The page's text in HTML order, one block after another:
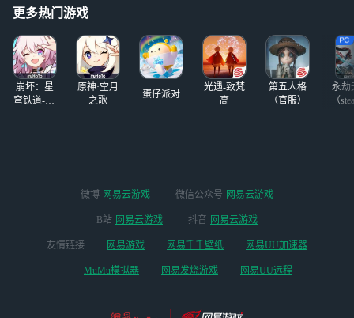
更多热门游戏
崩坏：星
穹铁道-4.4
原神·空月
之歌
蛋仔派对
光遇-致梵
高
第五人格
（官服）
永劫
（
微博 网易云游戏 微信公众号 网易云游戏
B站 网易云游戏 抖音 网易云游戏
友情链接 网易游戏 网易千千壁纸 网易UU加速器
MuMu模拟器 网易发烧游戏 网易UU远程